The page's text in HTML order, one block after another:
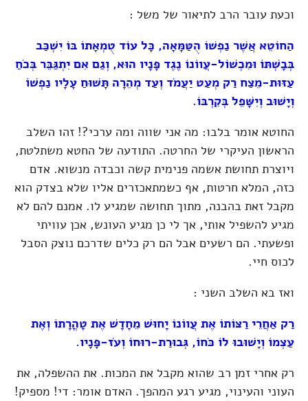
וכעת עובר הרב לתיאור של משל :
הַחוֹטֵא אֲשֶׁר נַפְשׁוֹ הֻטַּמָּאָה, כָּל עוֹד טֻמְאָתוֹ בּוֹ יִשְׁכַּב
בְּבָשְׁתּוֹ וּמִכְשׁוֹל-עֲווֹנוֹ נֶגֶד פָּנָיו הוּא, וְגַם אִם יִתְגַּבֵּר בְּכֹחַ
עַזּוּת-מֵצַח רַק מְעַט יַעֲמֹד וְעַד מְהֵרָה תָּשׁוּחַ עָלָיו נַפְשׁוֹ
וְיָשׁוּב וְיִשָּׁפֵל בְּקִרְבּוֹ.
החוטא אומר בלבו: מה אני שווה ומה ערכי?! זהו השלב
הראשון העיקרי של החרטה. התודעה של החטא משתלטת,
ויוצרת תחושת אשמה פנימית קשה וכבדה מנשוא. אדם
כזה, המלא חרטות, אף כשמתאכזרים אליו שלא בצדק הוא
מקבל זאת בהבנה, מתוך תחושה שמגיע לו. אמנם להם לא
מגיע להשפיל אותי, אך לי כן מגיע העונש, אכן עוויתי
ופשעתי. הם רשעים אבל הם רק כלים שדרכם נוצק הסבל
לכוס חיי.
ואז בא השלב השני :
רַק אַחֲרֵי רַצּוֹתוֹ אֶת עֲווֹנוֹ יָחוּשׁ מֵחָדָשׁ אֶת טָהֳרָתוֹ וְאֶת
עַצְמוֹ וְיָשׁוּבוּ לוֹ כֹּחוֹ, גְּבוּרַת-רוּחוֹ וְעֹז-פָּנָיו.
רק אחרי זמן רב שהוא מקבל את המכות. את ההשפלה, את
העוני והעינוי, מגיע רגע המהפך. האדם אומר: די! מספיק!